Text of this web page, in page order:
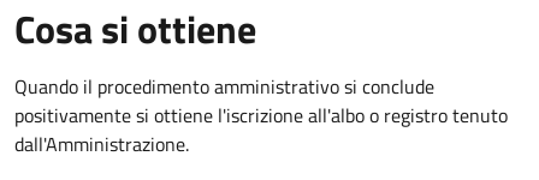
Cosa si ottiene
Quando il procedimento amministrativo si conclude
positivamente si ottiene l'iscrizione all'albo o registro tenuto
dall'Amministrazione.